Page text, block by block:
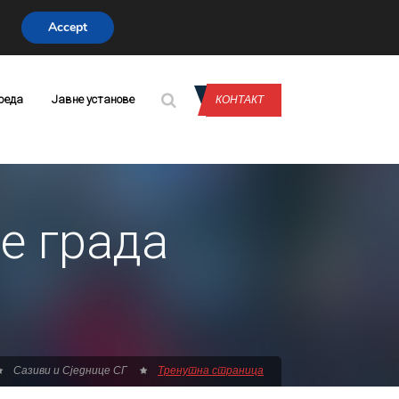
Јавне установе КОНТАКТ
града
Сазиви и Сједнице СГ Тренутна страница
Accept